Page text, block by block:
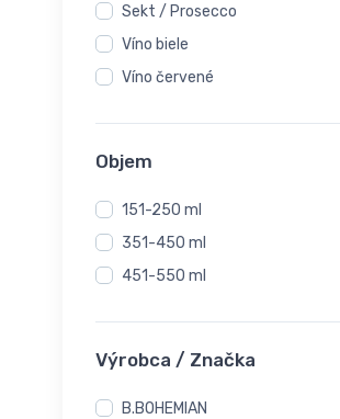
Sekt / Prosecco
Víno biele
Víno červené
Objem
151-250 ml
351-450 ml
451-550 ml
Výrobca / Značka
B.BOHEMIAN